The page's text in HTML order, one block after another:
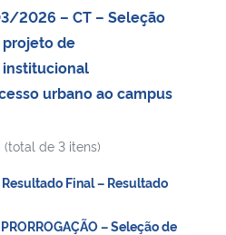
2026 – CT – Seleção
projeto de
urbano ao campus
de 3 itens)
Final – Resultado
– Seleção de